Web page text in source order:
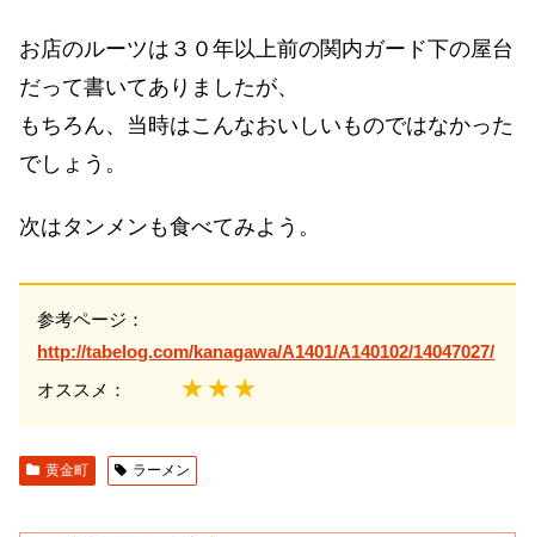
お店のルーツは３０年以上前の関内ガード下の屋台
だって書いてありましたが、
もちろん、当時はこんなおいしいものではなかった
でしょう。
次はタンメンも食べてみよう。
参考ページ：
http://tabelog.com/kanagawa/A1401/A140102/14047027/
オススメ： ★★★
黄金町 ラーメン